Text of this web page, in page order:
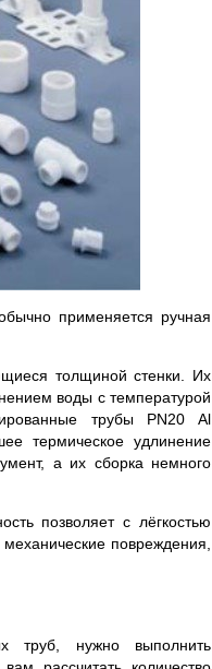
применяется ручная
толщиной стенки. Их
воды с температурой
трубы PN20 Al
термическое удлинение
а их сборка немного
позволяет с лёгкостью
повреждения,
труб, нужно выполнить